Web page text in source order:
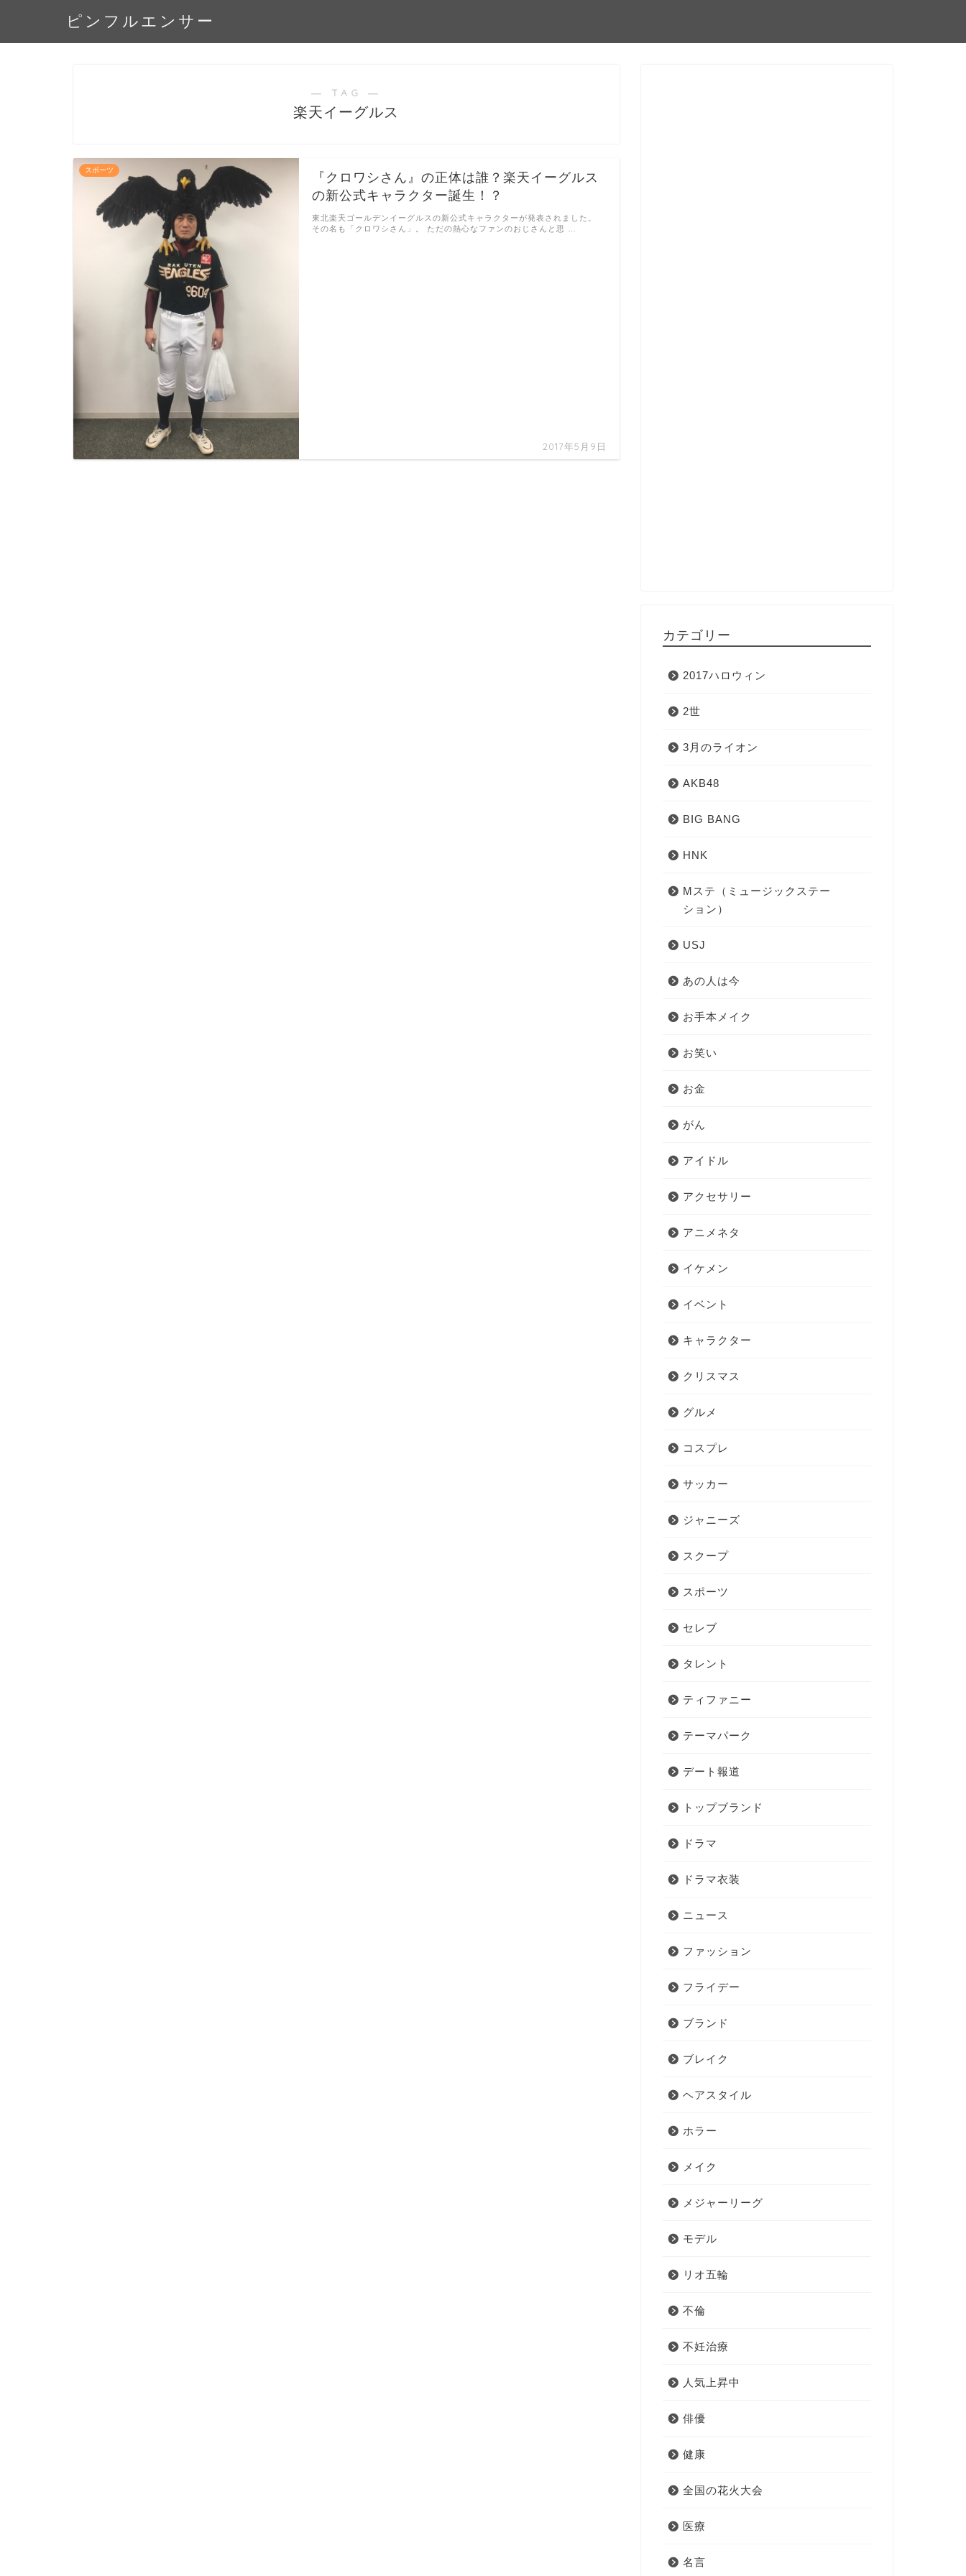
ピンフルエンサー
― TAG ―
楽天イーグルス
スポーツ
『クロワシさん』の正体は誰？楽天イーグルス
の新公式キャラクター誕生！？
2017年5月9日
東北楽天ゴールデンイーグルスの新公式キャラクターが発表されました。
その名も「クロワシさん」。 ただの熱心なファンのおじさんと思 …
カテゴリー
2017ハロウィン
2世
3月のライオン
AKB48
BIG BANG
HNK
Mステ（ミュージックステー
ション）
USJ
あの人は今
お手本メイク
お笑い
お金
がん
アイドル
アクセサリー
アニメネタ
イケメン
イベント
キャラクター
クリスマス
グルメ
コスプレ
サッカー
ジャニーズ
スクープ
スポーツ
セレブ
タレント
ティファニー
テーマパーク
デート報道
トップブランド
ドラマ
ドラマ衣装
ニュース
ファッション
フライデー
ブランド
ブレイク
ヘアスタイル
ホラー
メイク
メジャーリーグ
モデル
リオ五輪
不倫
不妊治療
人気上昇中
俳優
健康
全国の花火大会
医療
名言